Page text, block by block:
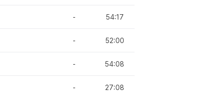
- 54:17
- 52:00
- 54:08
- 27:08